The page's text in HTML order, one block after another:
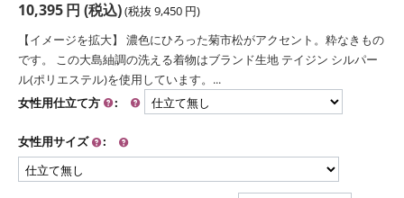
10,395円 (税込)(税抜 9,450 円)
【イメージを拡大】 濃色にひろった菊市松がアクセント。粋なきもの
です。 この大島紬調の洗える着物はブランド生地 テイジン シルパー
ル(ポリエステル)を使用しています。...
女性用仕立て方
:
女性用サイズ :